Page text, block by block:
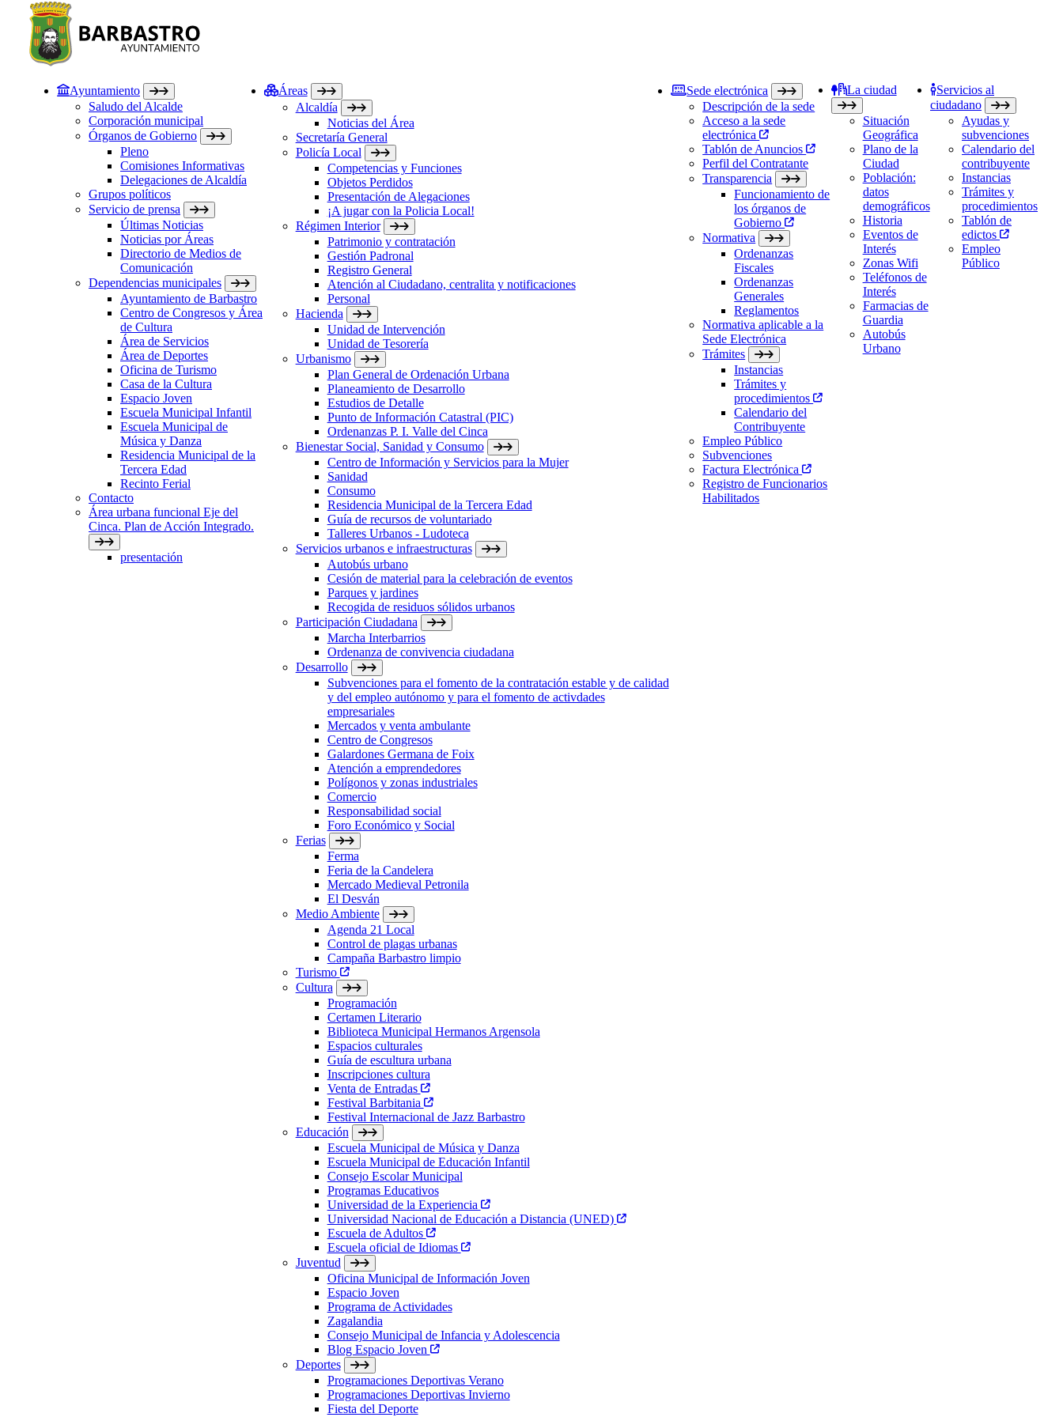
Ayuntamiento
Saludo del Alcalde
Corporación municipal
Órganos de Gobierno
Pleno
Comisiones Informativas
Delegaciones de Alcaldía
Grupos políticos
Servicio de prensa
Últimas Noticias
Noticias por Áreas
Directorio de Medios de
Comunicación
Dependencias municipales
Ayuntamiento de Barbastro
Centro de Congresos y Área
de Cultura
Área de Servicios
Área de Deportes
Oficina de Turismo
Casa de la Cultura
Espacio Joven
Escuela Municipal Infantil
Escuela Municipal de
Música y Danza
Residencia Municipal de la
Tercera Edad
Recinto Ferial
Contacto
Área urbana funcional Eje del
Cinca. Plan de Acción Integrado.
presentación
Áreas
Alcaldía
Noticias del Área
Secretaría General
Policía Local
Competencias y Funciones
Objetos Perdidos
Presentación de Alegaciones
¡A jugar con la Policia Local!
Régimen Interior
Patrimonio y contratación
Gestión Padronal
Registro General
Atención al Ciudadano, centralita y notificaciones
Personal
Hacienda
Unidad de Intervención
Unidad de Tesorería
Urbanismo
Plan General de Ordenación Urbana
Planeamiento de Desarrollo
Estudios de Detalle
Punto de Información Catastral (PIC)
Ordenanzas P. I. Valle del Cinca
Bienestar Social, Sanidad y Consumo
Centro de Información y Servicios para la Mujer
Sanidad
Consumo
Residencia Municipal de la Tercera Edad
Guía de recursos de voluntariado
Talleres Urbanos - Ludoteca
Servicios urbanos e infraestructuras
Autobús urbano
Cesión de material para la celebración de eventos
Parques y jardines
Recogida de residuos sólidos urbanos
Participación Ciudadana
Marcha Interbarrios
Ordenanza de convivencia ciudadana
Desarrollo
Subvenciones para el fomento de la contratación estable y de calidad
y del empleo autónomo y para el fomento de activdades
empresariales
Mercados y venta ambulante
Centro de Congresos
Galardones Germana de Foix
Atención a emprendedores
Polígonos y zonas industriales
Comercio
Responsabilidad social
Foro Económico y Social
Ferias
Ferma
Feria de la Candelera
Mercado Medieval Petronila
El Desván
Medio Ambiente
Agenda 21 Local
Control de plagas urbanas
Campaña Barbastro limpio
Turismo
Cultura
Programación
Certamen Literario
Biblioteca Municipal Hermanos Argensola
Espacios culturales
Guía de escultura urbana
Inscripciones cultura
Venta de Entradas
Festival Barbitania
Festival Internacional de Jazz Barbastro
Educación
Escuela Municipal de Música y Danza
Escuela Municipal de Educación Infantil
Consejo Escolar Municipal
Programas Educativos
Universidad de la Experiencia
Universidad Nacional de Educación a Distancia (UNED)
Escuela de Adultos
Escuela oficial de Idiomas
Juventud
Oficina Municipal de Información Joven
Espacio Joven
Programa de Actividades
Zagalandia
Consejo Municipal de Infancia y Adolescencia
Blog Espacio Joven
Deportes
Programaciones Deportivas Verano
Programaciones Deportivas Invierno
Fiesta del Deporte
Sede electrónica
Descripción de la sede
Acceso a la sede
electrónica
Tablón de Anuncios
Perfil del Contratante
Transparencia
Funcionamiento de
los órganos de
Gobierno
Normativa
Ordenanzas
Fiscales
Ordenanzas
Generales
Reglamentos
Normativa aplicable a la
Sede Electrónica
Trámites
Instancias
Trámites y
procedimientos
Calendario del
Contribuyente
Empleo Público
Subvenciones
Factura Electrónica
Registro de Funcionarios
Habilitados
La ciudad
Situación
Geográfica
Plano de la
Ciudad
Población:
datos
demográficos
Historia
Eventos de
Interés
Zonas Wifi
Teléfonos de
Interés
Farmacias de
Guardia
Autobús
Urbano
Servicios al
ciudadano
Ayudas y
subvenciones
Calendario del
contribuyente
Instancias
Trámites y
procedimientos
Tablón de
edictos
Empleo
Público